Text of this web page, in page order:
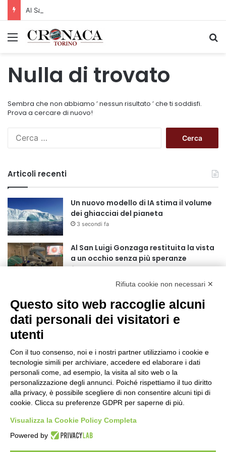
Menu
Nulla di trovato
Sembra che non abbiamo ’ nessun risultato ’ che ti soddisfi.
Prova a cercare di nuovo!
c
p
e
Articoli recenti
Un nuovo modello di IA stima il volume
dei ghiacciai del pianeta
3 secondi fa
Al San Luigi Gonzaga restituita la vista
a un occhio senza più speranze
quindici con Britte Stuut
1 ora fa
da sogno si chiude alle Finals di
Riccione
15 ore fa
BEA Chieri: capitan Drame ancora in
Arancione!
16 ore fa
Novità al Museo di Arte Sacra di Viù
Rifiuta cookie non necessari ✕
Questo sito web raccoglie alcuni
dati personali dei visitatori e
utenti
Con il tuo consenso, noi e i nostri partner utilizziamo i cookie e
tecnologie simili per archiviare, accedere ed elaborare i dati
personali come, ad esempio, la visita al sito web o la
personalizzazione degli annunci. Poiché rispettiamo il tuo diritto
alla privacy, è possibile scegliere di non consentire alcuni tipi di
cookie. Clicca su preferenze GDPR per saperne di più.
Visualizza la Cookie Policy Completa
Powered by